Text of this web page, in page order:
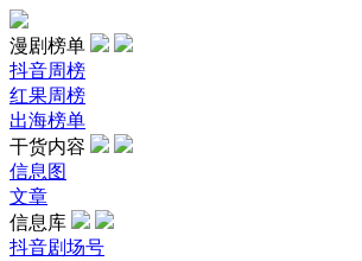
漫剧榜单
抖音周榜
红果周榜
出海榜单
干货内容
信息图
文章
信息库
抖音剧场号